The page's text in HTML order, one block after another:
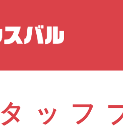
アップル
井市柏井町4-43-1
井中央店
ッフ